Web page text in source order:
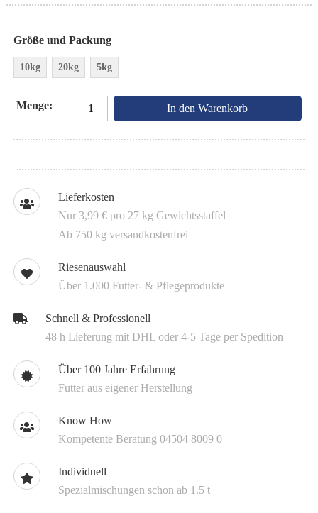
Größe und Packung
10kg 20kg 5kg
Menge In den Warenkorb
Lieferkosten
Nur 3,99 € pro 27 kg Gewichtsstaffel
Ab 750 kg versandkostenfrei
Riesenauswahl
Über 1.000 Futter- & Pflegeprodukte
Schnell & Professionell
48 h Lieferung mit DHL oder 4-5 Tage per Spedition
Über 100 Jahre Erfahrung
Futter aus eigener Herstellung
Know How
Kompetente Beratung 04504 8009 0
Individuell
Spezialmischungen schon ab 1.5 t